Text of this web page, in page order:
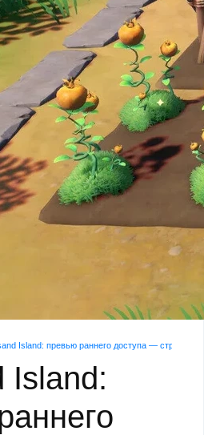
Island: превью раннего доступа — строим
Island: